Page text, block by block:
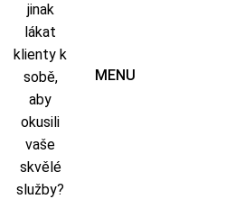
jinak
lákat
klienty k
sobě,
aby
okusili
vaše
skvělé
služby?
MENU